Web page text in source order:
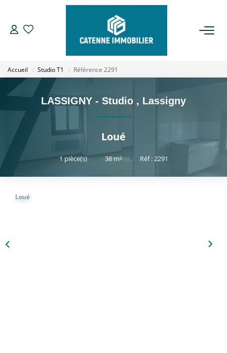
LOUER
GESTION
Accueil Studio T1 Référence 2291
LASSIGNY - Studio , Lassigny
Loué
1 pièce(s) • 38m² • Réf : 2291
Loué